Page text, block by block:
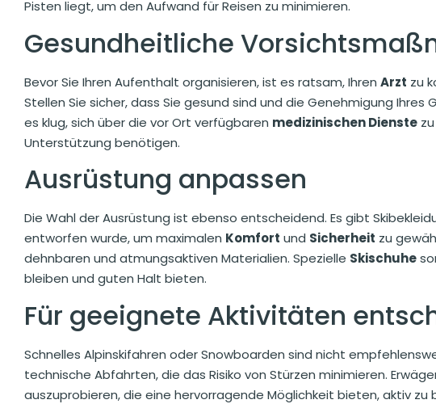
Pisten liegt, um den Aufwand für Reisen zu minimieren.
Gesundheitliche
Bevor Sie Ihren Aufenthalt organisieren, ist es ratsam, Ihren Arzt zu
Stellen Sie sicher, dass Sie gesund sind und die Genehmigung
es klug, sich über die vor Ort verfügbaren medizinischen Dienste
Unterstützung benötigen.
Ausrüstung anpassen
Die Wahl der Ausrüstung ist ebenso entscheidend. Es gibt
entworfen wurde, um maximalen Komfort und Sicherheit zu
dehnbaren und atmungsaktiven Materialien. Spezielle Skischuhe
bleiben und guten Halt bieten.
Für geeignete Aktivitäten
Schnelles Alpinskifahren oder Snowboarden sind nicht
technische Abfahrten, die das Risiko von Stürzen minimieren.
auszuprobieren, die eine hervorragende Möglichkeit bieten, aktiv